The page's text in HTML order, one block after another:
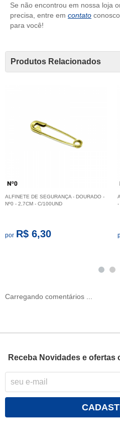
Se não encontrou em nossa loja
precisa, entre em contato
para você!
Produtos Relacionados
ALFINETE DE SEGURANÇA - DOURADO -
Nº0 - 2,7CM - C/100UND
por R$ 6,30
-
Carregando comentários ...
Receba Novidades e